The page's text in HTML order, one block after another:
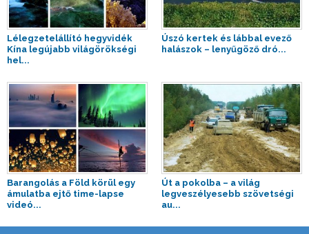
Lélegzetelállító hegyvidék
Kína legújabb világörökségi
hel...
Úszó kertek és lábbal evező
halászok – lenyűgöző dró...
Barangolás a Föld körül egy
ámulatba ejtő time-lapse
videó...
Út a pokolba – a világ
legveszélyesebb szövetségi
au...